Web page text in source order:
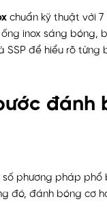
chuẩn kỹ thuật với 7
inox sáng bóng,
SSP để hiểu rõ từng
số phương pháp phổ
đó, đánh bóng cơ